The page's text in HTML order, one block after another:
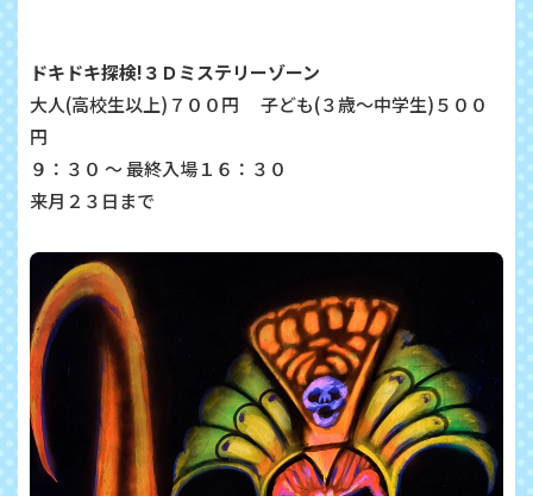
ドキドキ探検!３Ｄミステリーゾーン
大人(高校生以上)７００円 子ども(３歳～中学生)５００
円
９：３０ ～ 最終入場１６：３０
来月２３日まで